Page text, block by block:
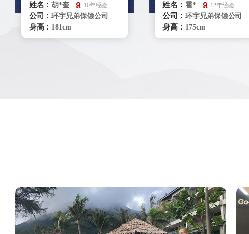
姓名：胡*奎 10年经验
公司：环宇兄弟保镖公司
身高： 181cm
体重：80kg
姓名：霍* 12年经验
公司：环宇兄弟保镖公司
身高： 175cm
体重：90kg